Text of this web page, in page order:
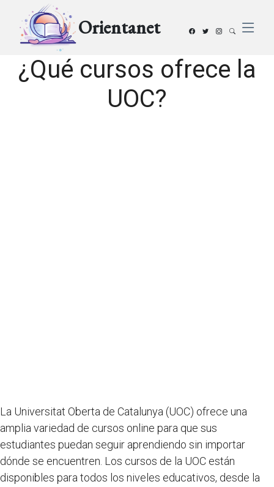
Orientanet
¿Qué cursos ofrece la
UOC?
La Universitat Oberta de Catalunya (UOC) ofrece una
amplia variedad de cursos online para que sus
estudiantes puedan seguir aprendiendo sin importar
dónde se encuentren. Los cursos de la UOC están
disponibles para todos los niveles educativos, desde la